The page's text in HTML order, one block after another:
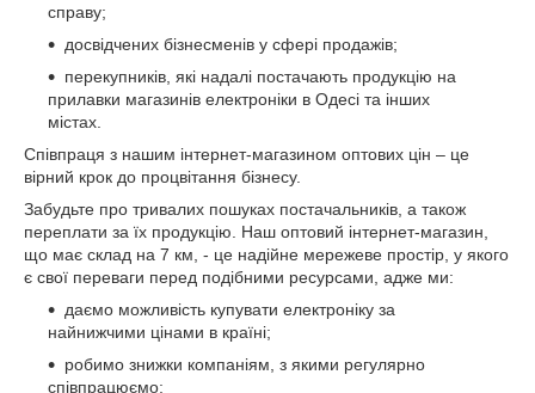
справу;
досвідчених бізнесменів у сфері продажів;
перекупників, які надалі постачають продукцію на
прилавки магазинів електроніки в Одесі та інших
містах.
Співпраця з нашим інтернет-магазином оптових цін – це
вірний крок до процвітання бізнесу.
Забудьте про тривалих пошуках постачальників, а також
переплати за їх продукцію. Наш оптовий інтернет-магазин,
що має склад на 7 км, - це надійне мережеве простір, у якого
є свої переваги перед подібними ресурсами, адже ми:
даємо можливість купувати електроніку за
найнижчими цінами в країні;
робимо знижки компаніям, з якими регулярно
співпрацюємо;